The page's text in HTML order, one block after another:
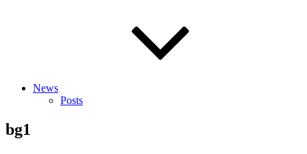
News
Posts
bg1